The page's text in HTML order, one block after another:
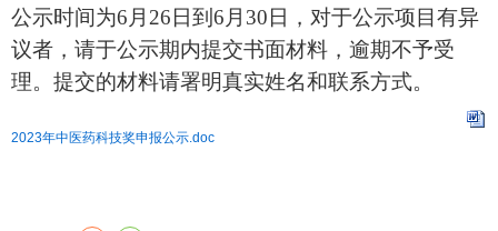
公示时间为6 月 26日到 6 月 30日，对于公示项目有异
议者，请于公示期内提交书面材料，逾期不予受
理。提交的材料请署明真实姓名和联系方式。
2023年中医药科技奖申报公示.doc